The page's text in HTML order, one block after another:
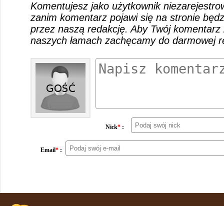
Komentujesz jako użytkownik
zanim komentarz pojawi się na stronie
przez naszą redakcję. Aby Twój
naszych łamach zachęcamy do darmowej
Nick* :
Email* :